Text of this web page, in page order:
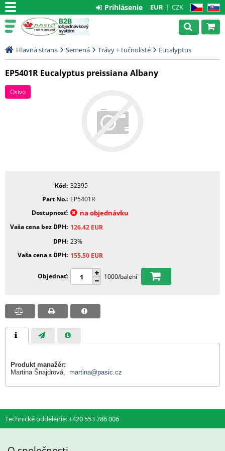
CZ SK
EUR CZK
Prihlásenie
Hlavná strana Semená Trávy + tučnolisté Eucalyptus
EP5401R Eucalyptus preissiana Albany
Osivo
Kód 32395
Part No. EP5401R
Dostupnosť
na objednávku
Vaša cena bez DPH 126.42 EUR
DPH 23%
Vaša cena s DPH 155.50 EUR
Objednať 1000/balení
Produkt manažér:
Martina Šnajdrová, martina@pasic.cz
Technické oddelenie: +420 553 786 006